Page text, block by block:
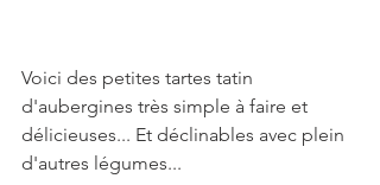
Voici des petites tartes tatin
d'aubergines très simple à faire et
délicieuses... Et déclinables avec plein
d'autres légumes...